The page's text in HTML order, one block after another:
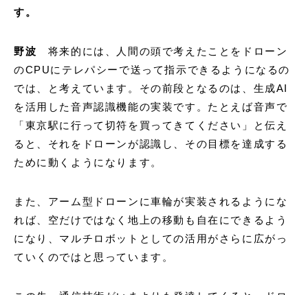
す。
野波
将来的には、人間の頭で考えたことをドローン
のCPUにテレパシーで送って指示できるようになるの
では、と考えています。その前段となるのは、生成AI
を活用した音声認識機能の実装です。たとえば音声で
「東京駅に行って切符を買ってきてください」と伝え
ると、それをドローンが認識し、その目標を達成する
ために動くようになります。
また、アーム型ドローンに車輪が実装されるようにな
れば、空だけではなく地上の移動も自在にできるよう
になり、マルチロボットとしての活用がさらに広がっ
ていくのではと思っています。